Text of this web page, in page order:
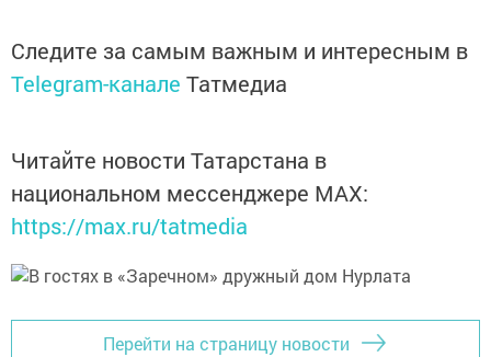
Следите за самым важным и интересным в
Telegram-канале Татмедиа
Читайте новости Татарстана в
национальном мессенджере MАХ:
https://max.ru/tatmedia
Перейти на страницу новости